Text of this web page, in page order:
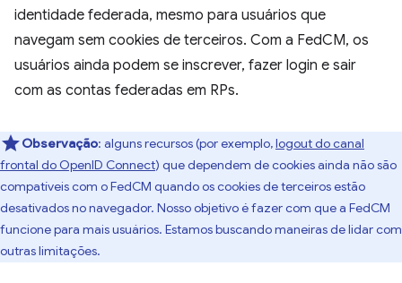
identidade federada, mesmo para usuários que
navegam sem cookies de terceiros. Com a FedCM, os
usuários ainda podem se inscrever, fazer login e sair
com as contas federadas em RPs.
Observação: alguns recursos (por exemplo,logout do canal
frontal do OpenID Connect) que dependem de cookies ainda não são
compatíveis com o FedCM quando os cookies de terceiros estão
desativados no navegador. Nosso objetivo é fazer com que a FedCM
funcione para mais usuários. Estamos buscando maneiras de lidar com
outras limitações.